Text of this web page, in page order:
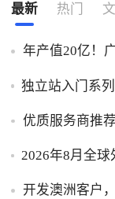
最新 热门
年产值20亿！
独立站入门系
优质服务商推
2026年8月全
开发澳洲客户